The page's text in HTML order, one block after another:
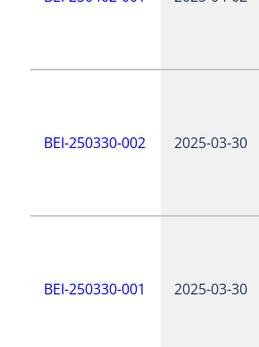
BEI-250330-002 2025-03-30
BEI-250330-001 2025-03-30